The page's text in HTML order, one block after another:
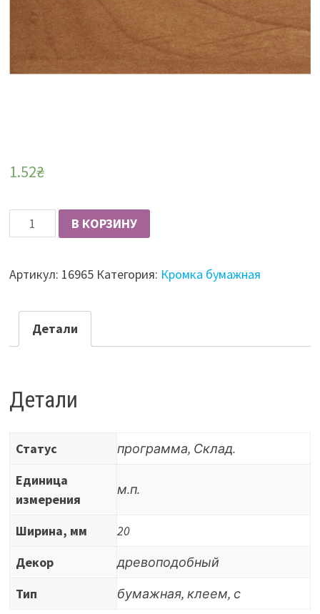
1.52₴
Количество
Кромка
с
20мм
70644
карпатская
В КОРЗИНУ
Артикул: 16965 Категория: Кромка бумажная
Детали
Детали
Статус
программа, Склад.
Единица
измерения
м.п.
Ширина, мм
20
Декор
древоподобный
Тип
бумажная, клеем, с